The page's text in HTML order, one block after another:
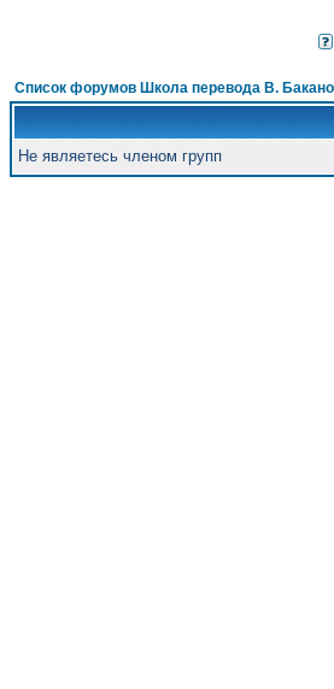
Список форумов Школа перевода В.
Не являетесь членом групп